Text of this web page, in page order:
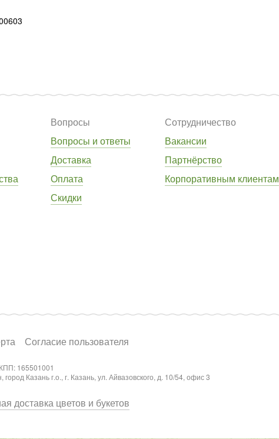
Вопросы
Вопросы и ответы
Доставка
Оплата
Скидки
Сотрудничество
Вакансии
Партнёрство
Корпоративным клиентам
Согласие пользователя
165501001
Казань г.о., г. Казань, ул. Айвазовского, д. 10/54, офис 3
доставка цветов и букетов